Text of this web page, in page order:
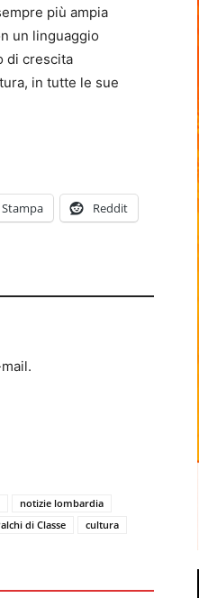
più ampia
un linguaggio
di crescita
in tutte le sue
Stampa Reddit
notizie lombardia
di Classe cultura